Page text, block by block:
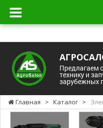
Предлагаем
технику и
зарубежных
Главная > Каталог >